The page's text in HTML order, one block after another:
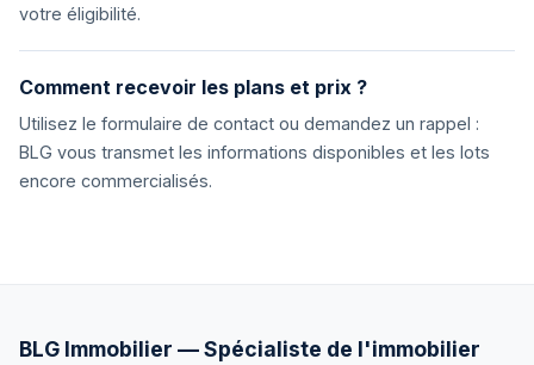
votre éligibilité.
Comment recevoir les plans et prix ?
Utilisez le formulaire de contact ou demandez un rappel :
BLG vous transmet les informations disponibles et les lots
encore commercialisés.
BLG Immobilier — Spécialiste de l'immobilier